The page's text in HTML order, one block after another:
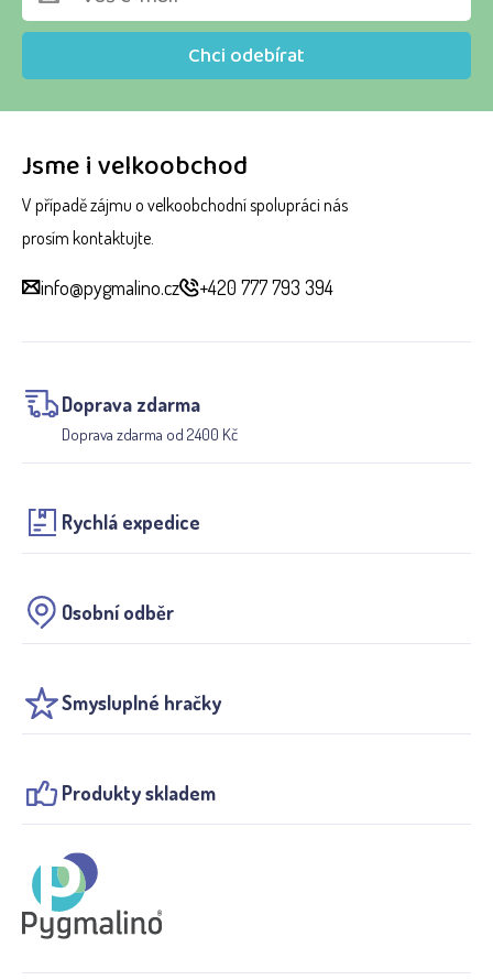
Jsme i velkoobchod
V případě zájmu o velkoobchodní spolupráci nás
prosím kontaktujte.
info@pygmalino.cz +420 777 793 394
Doprava zdarma
Doprava zdarma od 2400 Kč
Rychlá expedice
Osobní odběr
Smysluplné hračky
Produkty skladem
Chci odebírat